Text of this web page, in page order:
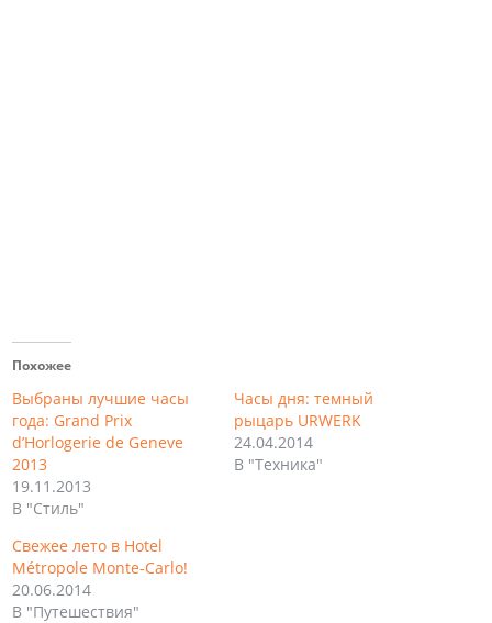
Похожее
Выбраны лучшие часы
года: Grand Prix
d’Horlogerie de Geneve
2013
19.11.2013
В "Стиль"
Часы дня: темный
рыцарь URWERK
24.04.2014
В "Техника"
Свежее лето в Hotel
Métropole Monte-Carlo!
20.06.2014
В "Путешествия"